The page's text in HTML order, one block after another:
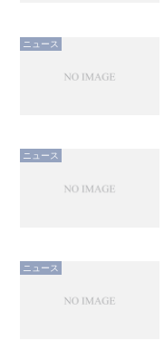
ニュース
ニュース
ニュース